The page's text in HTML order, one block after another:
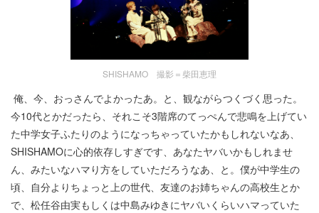
SHISHAMO 撮影＝柴田恵理
俺、今、おっさんでよかったあ。と、観ながらつくづく思った。
今10代とかだったら、それこそ3階席のてっぺんで悲鳴を上げてい
た中学女子ふたりのようになっちゃっていたかもしれないなあ、
SHISHAMOに心的依存しすぎです、あなたヤバいかもしれませ
ん、みたいなハマり方をしていただろうなあ、と。僕が中学生の
頃、自分よりちょっと上の世代、友達のお姉ちゃんの高校生とか
で、松任谷由実もしくは中島みゆきにヤバいくらいハマっていた